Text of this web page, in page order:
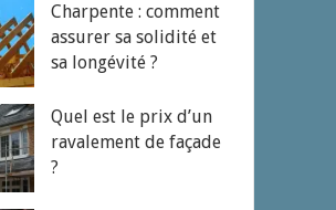
Charpente : comment
assurer sa solidité et
sa longévité ?
Quel est le prix d’un
ravalement de façade
?